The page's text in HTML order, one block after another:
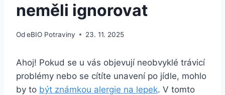
neměli ignorovat
OdeBIO Potraviny 23. 11. 2025
Ahoj! Pokud se u vás objevují neobvyklé trávicí
problémy nebo se cítíte unavení po jídle, mohlo
by to být známkou alergie na lepek. V tomto